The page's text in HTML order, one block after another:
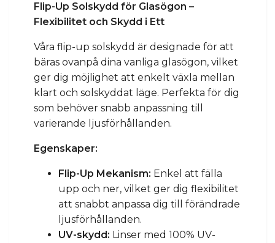
Flip-Up Solskydd för Glasögon –
Flexibilitet och Skydd i Ett
Våra flip-up solskydd är designade för att
bäras ovanpå dina vanliga glasögon, vilket
ger dig möjlighet att enkelt växla mellan
klart och solskyddat läge. Perfekta för dig
som behöver snabb anpassning till
varierande ljusförhållanden.
Egenskaper:
Flip-Up Mekanism: Enkel att fälla
upp och ner, vilket ger dig flexibilitet
att snabbt anpassa dig till förändrade
ljusförhållanden.
UV-skydd: Linser med 100% UV-